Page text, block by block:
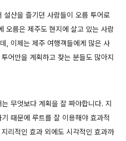
설산을 즐기던 사람들이 오름 투어로
오름은 제주도 현지에 살고 있는 사람
, 이제는 제주 여행객들에게 많은 사
어만을 계획하고 찾는 분들도 많아지
무엇보다 계획을 잘 짜야합니다. 지
때문에 루트를 잘 이용해야 효과적
리적인 효과 외에도 시각적인 효과까